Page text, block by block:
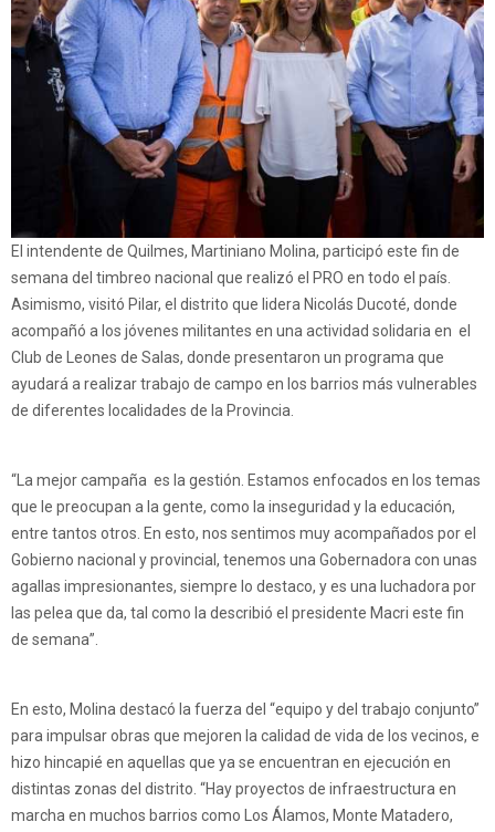
El intendente de Quilmes, Martiniano Molina, participó este fin de
semana del timbreo nacional que realizó el PRO en todo el país.
Asimismo, visitó Pilar, el distrito que lidera Nicolás Ducoté, donde
acompañó a los jóvenes militantes en una actividad solidaria en el
Club de Leones de Salas, donde presentaron un programa que
ayudará a realizar trabajo de campo en los barrios más vulnerables
de diferentes localidades de la Provincia.
“La mejor campaña es la gestión. Estamos enfocados en los temas
que le preocupan a la gente, como la inseguridad y la educación,
entre tantos otros. En esto, nos sentimos muy acompañados por el
Gobierno nacional y provincial, tenemos una Gobernadora con unas
agallas impresionantes, siempre lo destaco, y es una luchadora por
las pelea que da, tal como la describió el presidente Macri este fin
de semana”.
En esto, Molina destacó la fuerza del “equipo y del trabajo conjunto”
para impulsar obras que mejoren la calidad de vida de los vecinos, e
hizo hincapié en aquellas que ya se encuentran en ejecución en
distintas zonas del distrito. “Hay proyectos de infraestructura en
marcha en muchos barrios como Los Álamos, Monte Matadero,